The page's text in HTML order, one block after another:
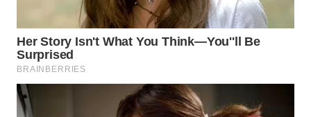
TANI
WAHANA
ADVOKAT